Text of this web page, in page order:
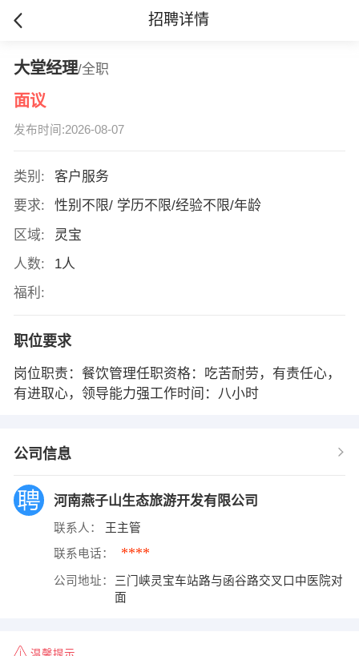
招聘详情
大堂经理/全职
面议
发布时间:2026-08-07
类别:
客户服务
要求:
性别不限/ 学历不限/经验不限/年龄
区域:
灵宝
人数:
1人
福利:
职位要求
岗位职责：餐饮管理任职资格：吃苦耐劳，有责任心，
有进取心，领导能力强工作时间：八小时
公司信息
河南燕子山生态旅游开发有限公司
联系人： 王主管
联系电话： ****
公司地址：
三门峡灵宝车站路与函谷路交叉口中医院对
面